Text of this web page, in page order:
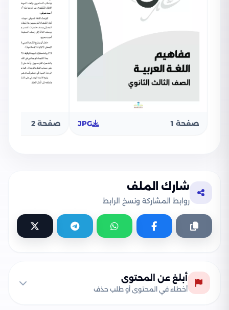
الوحدات المختلفة في المنهج.
صفحة 1 JPG صفحة 2
شارك الملف
روابط المشاركة ونسخ الرابط
أبلغ عن المحتوى
أخطاء في المحتوى أو طلب حذف